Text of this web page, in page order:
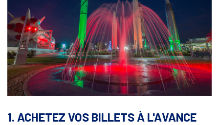
1. ACHETEZ VOS BILLETS À L'AVANCE